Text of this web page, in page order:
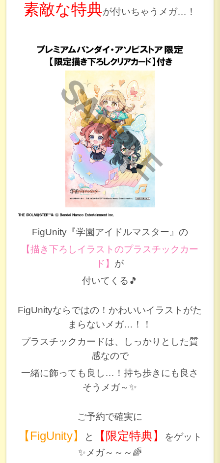
素敵な特典が付いちゃうメガ…！
FigUnity『学園アイドルマスター』の
【描き下ろしイラストのプラスチックカー
ド】 が
付いてくる🎵
FigUnityならではの！かわいいイラストがた
まらないメガ…！！
プラスチックカードは、しっかりとした質
感なので
一緒に飾っても良し…！持ち歩きにも良さ
そうメガ～✨
ご予約で確実に
【FigUnity】 と 【限定特典】
をゲット
✨メガ～～～🌈